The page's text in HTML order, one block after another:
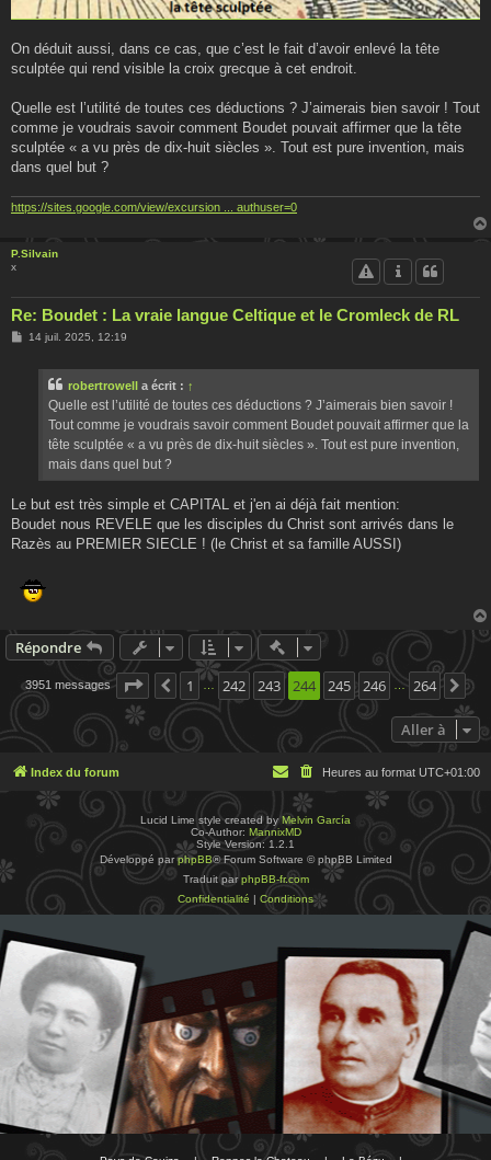
On déduit aussi, dans ce cas, que c’est le fait d’avoir enlevé la tête
sculptée qui rend visible la croix grecque à cet endroit.
Quelle est l’utilité de toutes ces déductions ? J’aimerais bien savoir ! Tout
comme je voudrais savoir comment Boudet pouvait affirmer que la tête
sculptée « a vu près de dix-huit siècles ». Tout est pure invention, mais
dans quel but ?
https://sites.google.com/view/excursion ... authuser=0
P.Silvain
x
Re: Boudet : La vraie langue Celtique et le Cromleck de RL
M14 juil. 2025, 12:19
robertrowell a écrit : ↑
Quelle est l’utilité de toutes ces déductions ? J’aimerais bien savoir !
Tout comme je voudrais savoir comment Boudet pouvait affirmer que la
tête sculptée « a vu près de dix-huit siècles ». Tout est pure invention,
mais dans quel but ?
Le but est très simple et CAPITAL et j'en ai déjà fait mention:
Boudet nous REVELE que les disciples du Christ sont arrivés dans le
Razès au PREMIER SIECLE ! (le Christ et sa famille AUSSI)
Répondre Actions rapides de
3951 messages Page 244 sur264
Précédente
1 … 242 243 244 245 246 … 264
Aller à
Index du forum Heures au format UTC+01:00
Lucid Lime style created byMelvin García
Co-Author: MannixMD
Style Version: 1.2.1
Développé parphpBB® Forum Software © phpBB Limited
Traduit parphpBB-fr.com
Confidentialité | Conditions